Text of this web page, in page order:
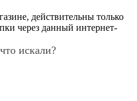
действительны только
через данный интернет-
искали?